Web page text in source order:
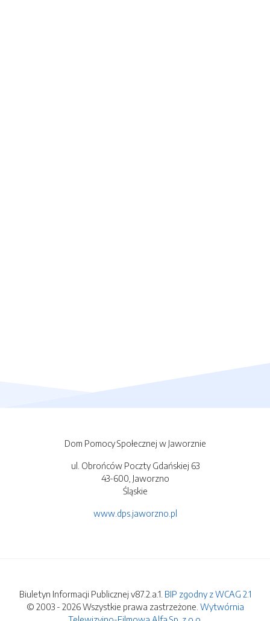
Dom Pomocy Społecznej w Jaworznie
ul. Obrońców Poczty Gdańskiej 63
43-600, Jaworzno
Śląskie
www.dps.jaworzno.pl
Biuletyn Informacji Publicznej v87.2.a.1. BIP zgodny z WCAG 2.1
© 2003 - 2026 Wszystkie prawa zastrzeżone. Wytwórnia